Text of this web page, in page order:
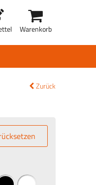
Warenkorb
Zurück